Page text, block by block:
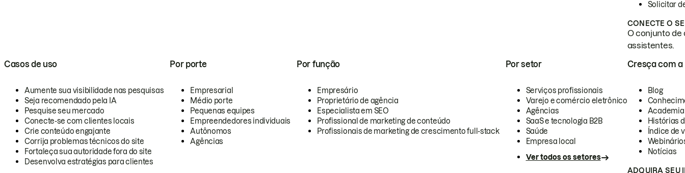
Solicitar
CONECTE O
O conjunto de
assistentes.
Casos de uso
Aumente sua visibilidade nas pesquisas
Seja recomendado pela IA
Pesquise seu mercado
Conecte-se com clientes locais
Crie conteúdo engajante
Corrija problemas técnicos do site
Fortaleça sua autoridade fora do site
Desenvolva estratégias para clientes
Por porte
Empresarial
Médio porte
Pequenas equipes
Empreendedores individuais
Autônomos
Agências
Por função
Empresário
Proprietário de agência
Especialista em SEO
Profissional de marketing de conteúdo
Profissionais de marketing de crescimento full-stack
Por setor
Serviços profissionais
Varejo e comércio eletrônico
Agências
SaaS e tecnologia B2B
Saúde
Empresa local
Ver todos os setores
Cresça com a
Blog
Academia
Histórias
Índice de
Notícias
ADQUIRA SEU